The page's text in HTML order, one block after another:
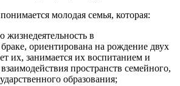
понимается молодая семья, которая:
в
ориентирована на рождение двух
их, занимается их воспитанием и
пространств семейного,
образования;